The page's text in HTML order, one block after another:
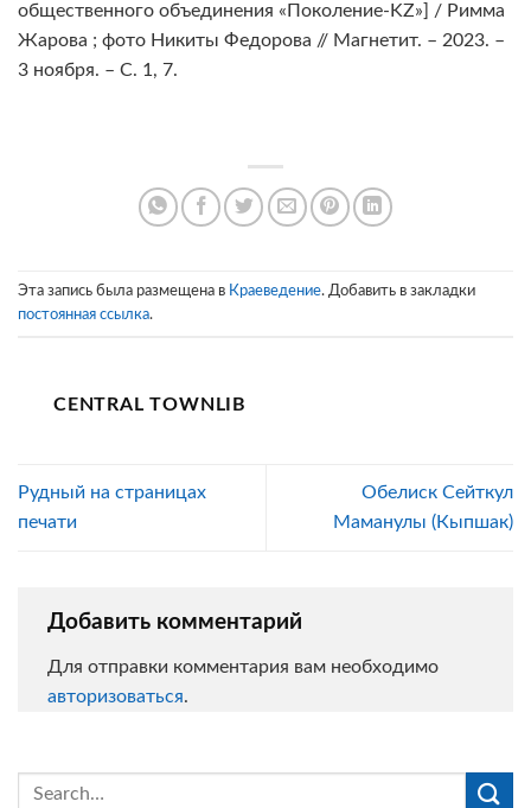
общественного объединения «Поколение-KZ»] / Римма
Жарова ; фото Никиты Федорова // Магнетит. – 2023. –
3 ноября. – С. 1, 7.
Эта запись была размещена в Краеведение. Добавить в закладки
постоянная ссылка.
CENTRAL TOWNLIB
Рудный на страницах
печати
Обелиск Сейткул
Маманулы (Кыпшак)
Добавить комментарий
Для отправки комментария вам необходимо
авторизоваться.